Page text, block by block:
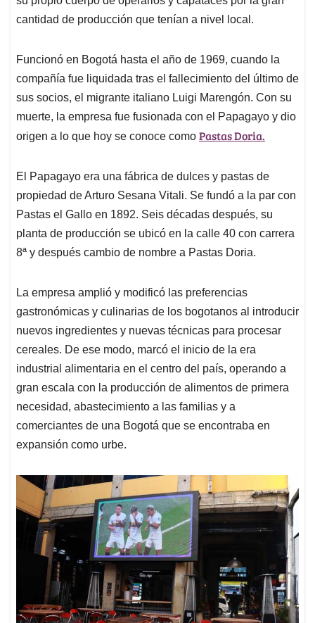
cantidad de producción que tenían a nivel local.
Funcionó en Bogotá hasta el año de 1969, cuando la
compañía fue liquidada tras el fallecimiento del último de
sus socios, el migrante italiano Luigi Marengón. Con su
muerte, la empresa fue fusionada con el Papagayo y dio
origen a lo que hoy se conoce como Pastas Doria.
El Papagayo era una fábrica de dulces y pastas de
propiedad de Arturo Sesana Vitali. Se fundó a la par con
Pastas el Gallo en 1892. Seis décadas después, su
planta de producción se ubicó en la calle 40 con carrera
8ª y después cambio de nombre a Pastas Doria.
La empresa amplió y modificó las preferencias
gastronómicas y culinarias de los bogotanos al introducir
nuevos ingredientes y nuevas técnicas para procesar
cereales. De ese modo, marcó el inicio de la era
industrial alimentaria en el centro del país, operando a
gran escala con la producción de alimentos de primera
necesidad, abastecimiento a las familias y a
comerciantes de una Bogotá que se encontraba en
expansión como urbe.